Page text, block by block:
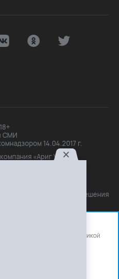
СМИ
14.04.2017 г.
«Ариг Ус»,
О.Б.
с письменного разрешения
активная ссылка на
и сервисы аналитики.
с нашей
политикой